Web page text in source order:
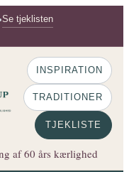
Se tjeklisten
INSPIRATION
TRADITIONER
TJEKLISTE
af 60 års kærlighed